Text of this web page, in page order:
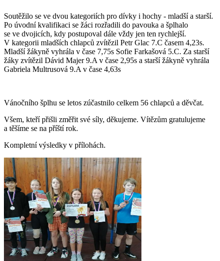
Soutěžilo se ve dvou kategoriích pro dívky i hochy - mladší a starší.
Po úvodní kvalifikaci se žáci rozřadili do pavouka a šplhalo
se ve dvojicích, kdy postupoval dále vždy jen ten rychlejší.
V kategorii mladších chlapců zvítězil Petr Glac 7.C časem 4,23s.
Mladší žákyně vyhrála v čase 7,75s Sofie Farkašová 5.C. Za starší
žáky zvítězil Dávid Majer 9.A v čase 2,95s a starší žákyně vyhrála
Gabriela Multrusová 9.A v čase 4,63s
Vánočního šplhu se letos zúčastnilo celkem 56 chlapců a děvčat.
Všem, kteří přišli změřit své síly, děkujeme. Vítězům gratulujeme
a těšíme se na příští rok.
Kompletní výsledky v přílohách.